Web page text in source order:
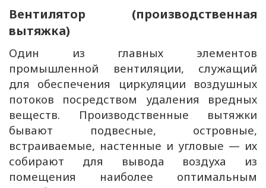
Вентилятор (производственная
вытяжка)
Один из главных элементов
промышленной вентиляции, служащий
для обеспечения циркуляции воздушных
потоков посредством удаления вредных
веществ. Производственные вытяжки
бывают подвесные, островные,
встраиваемые, настенные и угловые — их
собирают для вывода воздуха из
помещения наиболее оптимальным